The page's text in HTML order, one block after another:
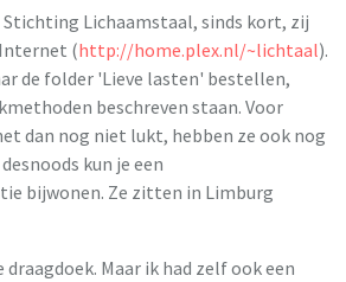
Stichting Lichaamstaal, sinds kort, zij
(http://home.plex.nl/~lichtaal).
de folder 'Lieve lasten' bestellen,
beschreven staan. Voor
dan nog niet lukt, hebben ze ook nog
kun je een
bijwonen. Ze zitten in Limburg
Maar ik had zelf ook een